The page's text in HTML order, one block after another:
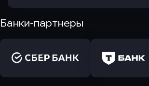
Банки-партнеры